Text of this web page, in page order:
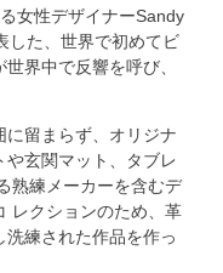
女性デザイナーSandy
した、 世界で初めてビ
界中で反響を呼び、
留まらず、オリジナ
玄関マット、タブレ
熟練メーカーを含むデ
レクションのため、革
練された作品を作っ